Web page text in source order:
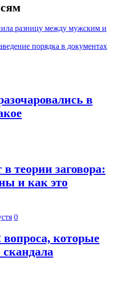
разницу между мужским и
порядка в документах
в
теории заговора:
и как это
0
которые
скандала